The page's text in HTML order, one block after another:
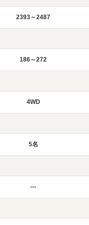
2393～2487
186～272
4WD
5名
---